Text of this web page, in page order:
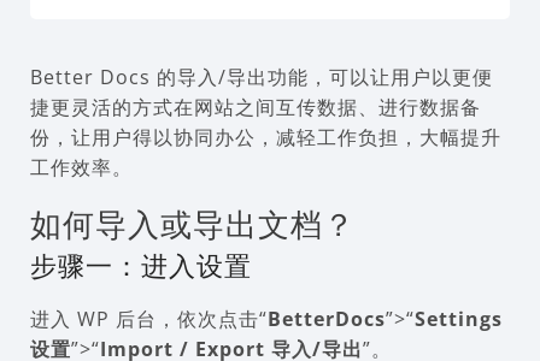
Better Docs 的导入/导出功能，可以让用户以更便
捷更灵活的方式在网站之间互传数据、进行数据备
份，让用户得以协同办公，减轻工作负担，大幅提升
工作效率。
如何导入或导出文档？
步骤一：进入设置
进入 WP 后台，依次点击“BetterDocs”>“Settings
设置”>“Import / Export 导入/导出”。